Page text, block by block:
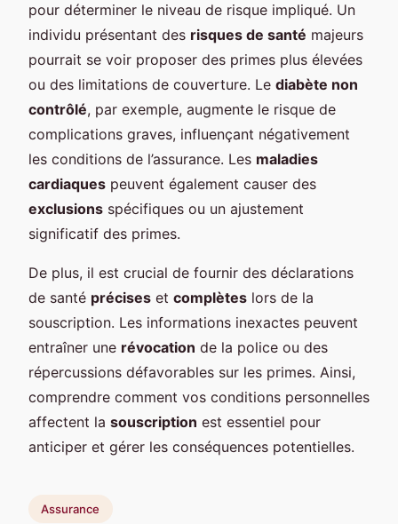
pour déterminer le niveau de risque impliqué. Un
individu présentant des risques de santé majeurs
pourrait se voir proposer des primes plus élevées
ou des limitations de couverture. Le diabète non
contrôlé, par exemple, augmente le risque de
complications graves, influençant négativement
les conditions de l’assurance. Les maladies
cardiaques peuvent également causer des
exclusions spécifiques ou un ajustement
significatif des primes.
De plus, il est crucial de fournir des déclarations
de santé précises et complètes lors de la
souscription. Les informations inexactes peuvent
entraîner une révocation de la police ou des
répercussions défavorables sur les primes. Ainsi,
comprendre comment vos conditions personnelles
affectent la souscription est essentiel pour
anticiper et gérer les conséquences potentielles.
Assurance